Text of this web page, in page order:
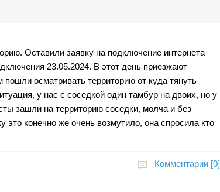
Оставили заявку на подключение интернета
23.05.2024. В этот день приезжают
осматривать территорию от куда тянуть
у нас с соседкой один тамбур на двоих, но у
зашли на территорию соседки, молча и без
конечно же очень возмутило, она спросила кто
Комментарии [0]